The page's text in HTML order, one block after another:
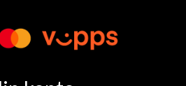
b
o
g